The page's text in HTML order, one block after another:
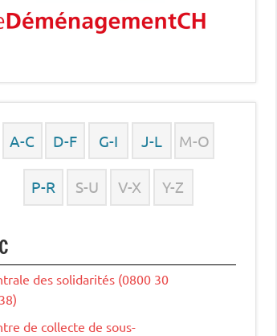
A-C D-F G-I J-L M-O
P-R S-U V-X Y-Z
des solidarités (0800 30
de collecte de sous-